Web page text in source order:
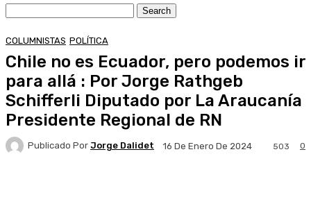
COLUMNISTAS POLÍTICA
Chile no es Ecuador, pero podemos ir
para allá : Por Jorge Rathgeb
Schifferli Diputado por La Araucanía
Presidente Regional de RN
Publicado Por Jorge Dalidet 16 De Enero De 2024 0
503